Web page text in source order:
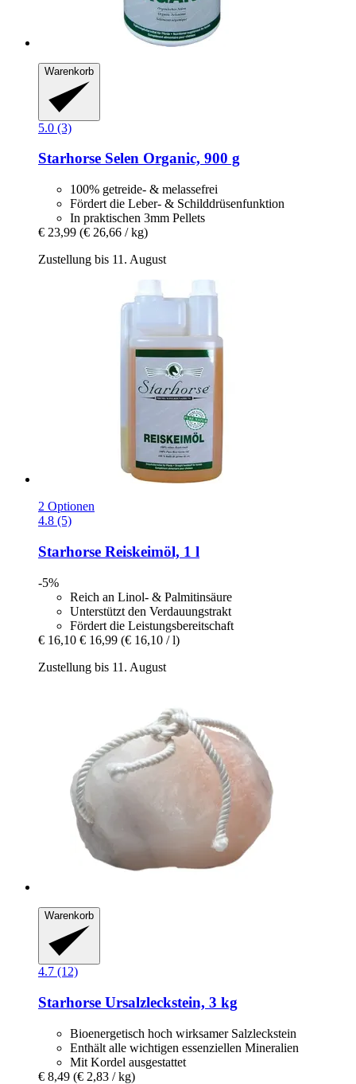
Warenkorb
5.0 (3)
Starhorse Selen Organic, 900 g
100% getreide- & melassefrei
Fördert die Leber- & Schilddrüsenfunktion
In praktischen 3mm Pellets
€ 23,99 (€ 26,66 / kg)
Zustellung bis 11. August
2 Optionen
4.8 (5)
Starhorse Reiskeimöl, 1 l
-5%
Reich an Linol- & Palmitinsäure
Unterstützt den Verdauungstrakt
Fördert die Leistungsbereitschaft
€ 16,10 € 16,99 (€ 16,10 / l)
Zustellung bis 11. August
Warenkorb
4.7 (12)
Starhorse Ursalzleckstein, 3 kg
Bioenergetisch hoch wirksamer Salzleckstein
Enthält alle wichtigen essenziellen Mineralien
Mit Kordel ausgestattet
€ 8,49 (€ 2,83 / kg)